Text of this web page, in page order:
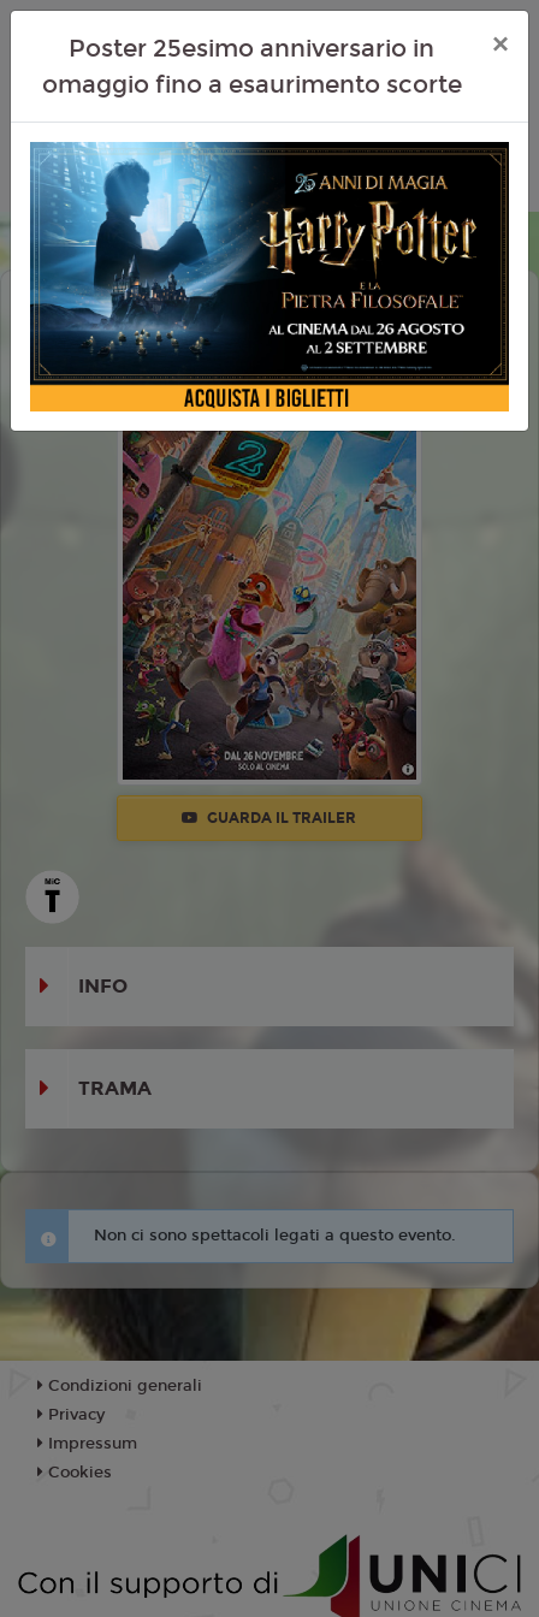
ZOOTROPOLIS 2 (ZOOTOPIA 2)
DOLBY ATMOS
GUARDA IL TRAILER
INFO
TRAMA
Non ci sono spettacoli legati a questo evento.
Poster 25esimo anniversario in
omaggio fino a esaurimento scorte
×
Condizioni generali
Privacy
Impressum
Cookies